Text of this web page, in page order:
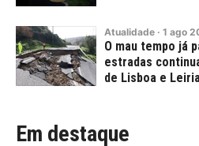
Atualidade · 1 ago
O mau tempo já
estradas
de Lisboa e Leiria
Em destaque